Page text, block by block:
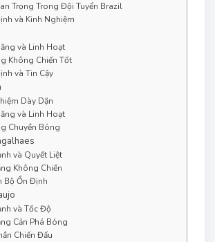
Trọng Trong Đội Tuyển Brazil
và Kinh Nghiệm
và Linh Hoạt
Không Chiến Tốt
và Tin Cậy
Dày Dặn
và Linh Hoạt
Chuyền Bóng
và Quyết Liệt
Không Chiến
Bộ Ổn Định
và Tốc Độ
Cản Phá Bóng
Chiến Đấu